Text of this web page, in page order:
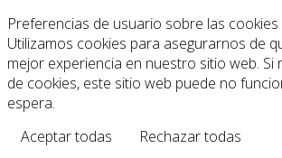
Preferencias de usuario sobre las cookies
Utilizamos cookies para asegurarnos de
mejor experiencia en nuestro sitio web. Si
de cookies, este sitio web puede no
espera.
Aceptar todas
Rechazar todas